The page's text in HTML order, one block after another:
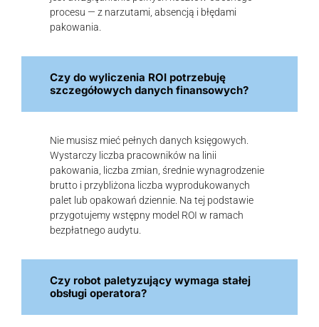
procesu — z narzutami, absencją i błędami
pakowania.
Czy do wyliczenia ROI potrzebuję
szczegółowych danych finansowych?
Nie musisz mieć pełnych danych księgowych.
Wystarczy liczba pracowników na linii
pakowania, liczba zmian, średnie wynagrodzenie
brutto i przybliżona liczba wyprodukowanych
palet lub opakowań dziennie. Na tej podstawie
przygotujemy wstępny model ROI w ramach
bezpłatnego audytu.
Czy robot paletyzujący wymaga stałej
obsługi operatora?